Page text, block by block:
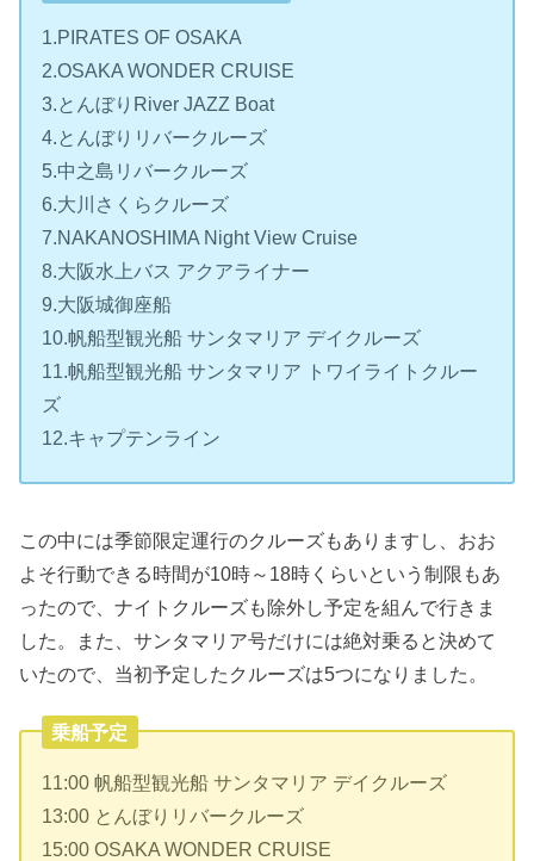
1.PIRATES OF OSAKA
2.OSAKA WONDER CRUISE
3.とんぼりRiver JAZZ Boat
4.とんぼりリバークルーズ
5.中之島リバークルーズ
6.大川さくらクルーズ
7.NAKANOSHIMA Night View Cruise
8.大阪水上バス アクアライナー
9.大阪城御座船
10.帆船型観光船 サンタマリア デイクルーズ
11.帆船型観光船 サンタマリア トワイライトクルー
ズ
12.キャプテンライン
この中には季節限定運行のクルーズもありますし、おお
よそ行動できる時間が10時～18時くらいという制限もあ
ったので、ナイトクルーズも除外し予定を組んで行きま
した。また、サンタマリア号だけには絶対乗ると決めて
いたので、当初予定したクルーズは5つになりました。
乗船予定
11:00 帆船型観光船 サンタマリア デイクルーズ
13:00 とんぼりリバークルーズ
15:00 OSAKA WONDER CRUISE